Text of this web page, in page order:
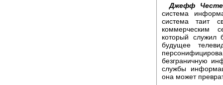
Джефф
система
система таит
коммерческим
который
будущее
безграничную
службы
она может